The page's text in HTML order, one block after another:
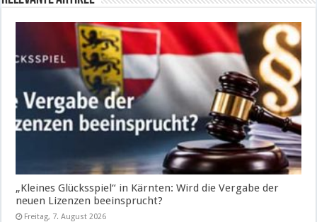
„Kleines Glücksspiel“ in Kärnten: Wird die Vergabe der
neuen Lizenzen beeinsprucht?
Freitag, 7. August 2026